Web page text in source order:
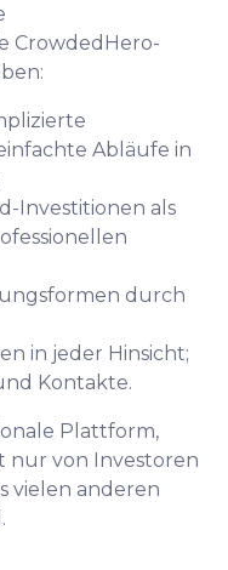
CrowdedHero-
Abläufe in
Investitionen als
durch
in jeder Hinsicht;
Kontakte.
Plattform,
nur von Investoren
vielen anderen